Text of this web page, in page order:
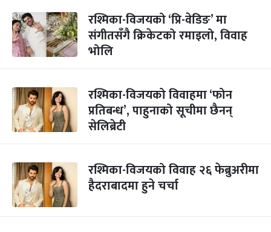
रश्मिका-विजयको ‘प्रि-वेडिङ’ मा
संगीतसँगै क्रिकेटको रमाइलो, विवाह
भोलि
रश्मिका-विजयको विवाहमा ‘फोन
प्रतिबन्ध’, पाहुनाको सूचीमा छैनन्
सेलिब्रेटी
रश्मिका-विजयको विवाह २६ फेब्रुअरीमा
हैदराबादमा हुने चर्चा